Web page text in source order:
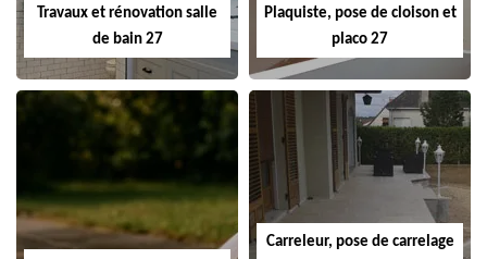
Travaux et rénovation salle
de bain 27
Plaquiste, pose de cloison et
placo 27
Carreleur, pose de carrelage